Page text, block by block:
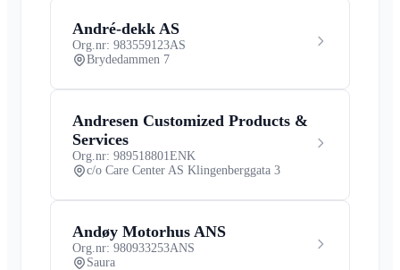
André-dekk AS
Org.nr: 983559123AS
Brydedammen 7
Andresen Customized Products &
Services
Org.nr: 989518801 ENK
c/o Care Center AS Klingenberggata 3
Andøy Motorhus ANS
Org.nr: 980933253ANS
Saura